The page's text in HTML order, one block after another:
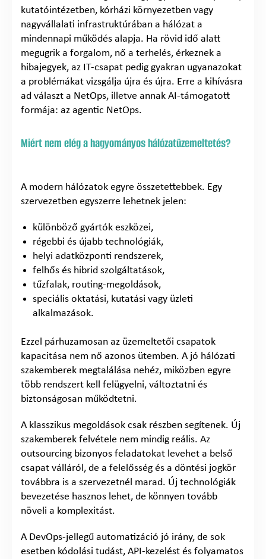
kutatóintézetben, kórházi környezetben vagy
nagyvállalati infrastruktúrában a hálózat a
mindennapi működés alapja. Ha rövid idő alatt
megugrik a forgalom, nő a terhelés, érkeznek a
hibajegyek, az IT-csapat pedig gyakran ugyanazokat
a problémákat vizsgálja újra és újra. Erre a kihívásra
ad választ a NetOps, illetve annak AI-támogatott
formája: az agentic NetOps.
Miért nem elég a hagyományos hálózatüzemeltetés?
A modern hálózatok egyre összetettebbek. Egy
szervezetben egyszerre lehetnek jelen:
különböző gyártók eszközei,
régebbi és újabb technológiák,
helyi adatközponti rendszerek,
felhős és hibrid szolgáltatások,
tűzfalak, routing-megoldások,
speciális oktatási, kutatási vagy üzleti
alkalmazások.
Ezzel párhuzamosan az üzemeltetői csapatok
kapacitása nem nő azonos ütemben. A jó hálózati
szakemberek megtalálása nehéz, miközben egyre
több rendszert kell felügyelni, változtatni és
biztonságosan működtetni.
A klasszikus megoldások csak részben segítenek. Új
szakemberek felvétele nem mindig reális. Az
outsourcing bizonyos feladatokat levehet a belső
csapat válláról, de a felelősség és a döntési jogkör
továbbra is a szervezetnél marad. Új technológiák
bevezetése hasznos lehet, de könnyen tovább
növeli a komplexitást.
A DevOps-jellegű automatizáció jó irány, de sok
esetben kódolási tudást, API-kezelést és folyamatos